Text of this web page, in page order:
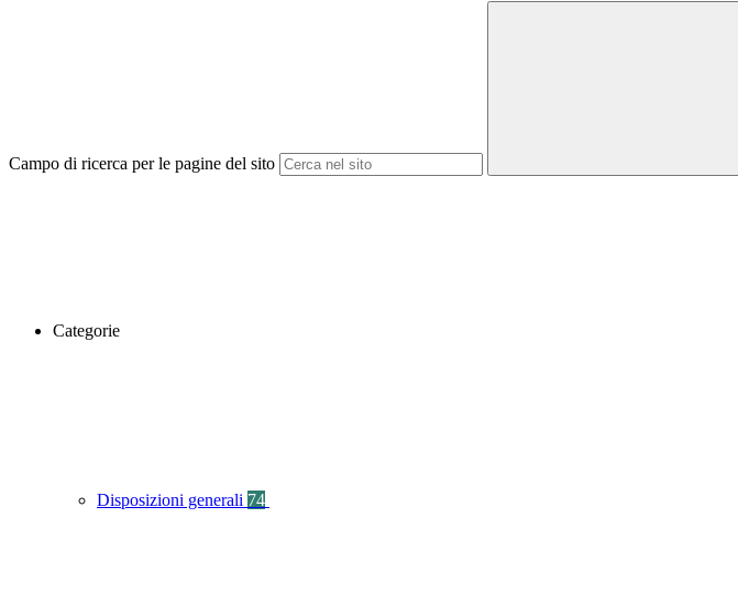
Campo di ricerca per le pagine del sito
Categorie
Disposizioni generali 74